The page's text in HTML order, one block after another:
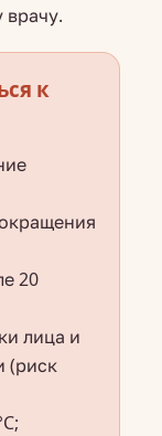
к
20
лица и
(риск